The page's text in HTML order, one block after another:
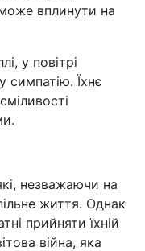
вплинути на
у повітрі
симпатію. Їхнє
незважаючи на
життя. Однак
прийняти їхній
війна, яка